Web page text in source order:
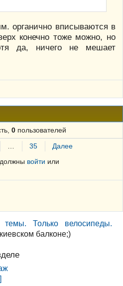
органично вписываются в
конечно тоже можно, но
да, ничего не мешает
0пользователей
35
Далее
войти или
темы. Только велосипеды.
балконе;)